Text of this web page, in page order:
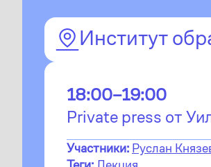
Институт
Private press от
18:00–19:00
Участники: Руслан